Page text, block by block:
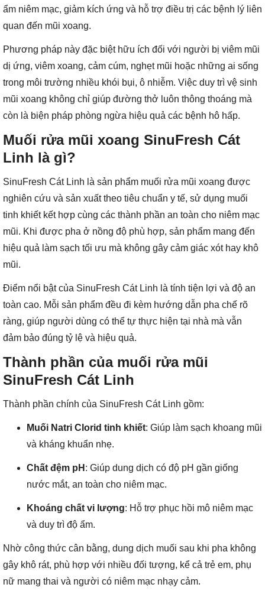
ẩm niêm mạc, giảm kích ứng và hỗ trợ điều trị các bệnh lý liên
quan đến mũi xoang.
Phương pháp này đặc biệt hữu ích đối với người bị viêm mũi
dị ứng, viêm xoang, cảm cúm, nghẹt mũi hoặc những ai sống
trong môi trường nhiều khói bụi, ô nhiễm. Việc duy trì vệ sinh
mũi xoang không chỉ giúp đường thở luôn thông thoáng mà
còn là biện pháp phòng ngừa hiệu quả các bệnh hô hấp.
Muối rửa mũi xoang SinuFresh Cát
Linh là gì?
SinuFresh Cát Linh là sản phẩm muối rửa mũi xoang được
nghiên cứu và sản xuất theo tiêu chuẩn y tế, sử dụng muối
tinh khiết kết hợp cùng các thành phần an toàn cho niêm mạc
mũi. Khi được pha ở nồng độ phù hợp, sản phẩm mang đến
hiệu quả làm sạch tối ưu mà không gây cảm giác xót hay khô
mũi.
Điểm nổi bật của SinuFresh Cát Linh là tính tiện lợi và độ an
toàn cao. Mỗi sản phẩm đều đi kèm hướng dẫn pha chế rõ
ràng, giúp người dùng có thể tự thực hiện tại nhà mà vẫn
đảm bảo đúng tỷ lệ và hiệu quả.
Thành phần của muối rửa mũi
SinuFresh Cát Linh
Thành phần chính của SinuFresh Cát Linh gồm:
Muối Natri Clorid tinh khiết: Giúp làm sạch khoang mũi
và kháng khuẩn nhẹ.
Chất đệm pH : Giúp dung dịch có độ pH gần giống
nước mắt, an toàn cho niêm mạc.
Khoáng chất vi lượng: Hỗ trợ phục hồi mô niêm mạc
và duy trì độ ẩm.
Nhờ công thức cân bằng, dung dịch muối sau khi pha không
gây khô rát, phù hợp với nhiều đối tượng, kể cả trẻ em, phụ
nữ mang thai và người có niêm mạc nhạy cảm.